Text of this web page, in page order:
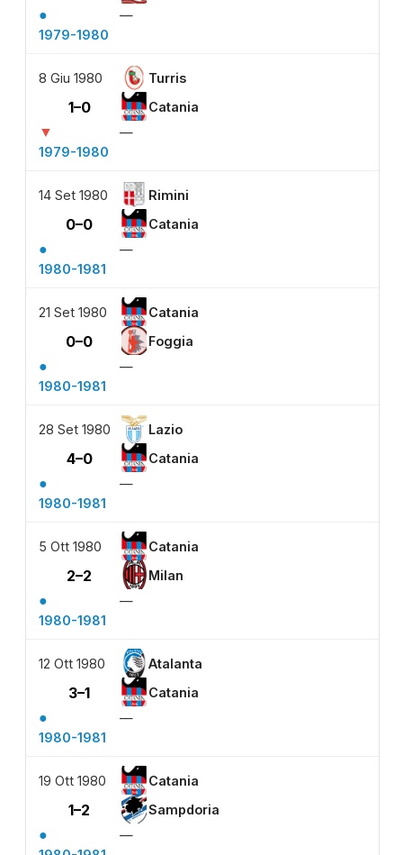
●
—
1979-1980
8 Giu 1980 Turris
1–0 Catania
▼
—
1979-1980
14 Set 1980 Rimini
0–0 Catania
●
—
1980-1981
21 Set 1980 Catania
0–0 Foggia
●
—
1980-1981
28 Set 1980 Lazio
4–0 Catania
●
—
1980-1981
5 Ott 1980 Catania
2–2 Milan
●
—
1980-1981
12 Ott 1980 Atalanta
3–1 Catania
●
—
1980-1981
19 Ott 1980 Catania
1–2 Sampdoria
●
—